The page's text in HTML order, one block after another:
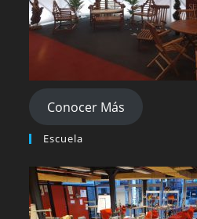
Conocer Más
Escuela